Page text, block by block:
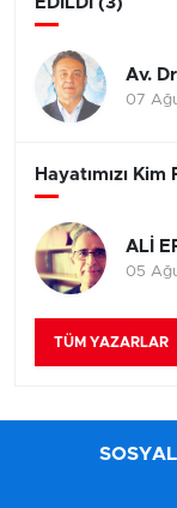
Av.
07
Hayatımızı Kim
ALİ
05
TÜM YAZARLAR